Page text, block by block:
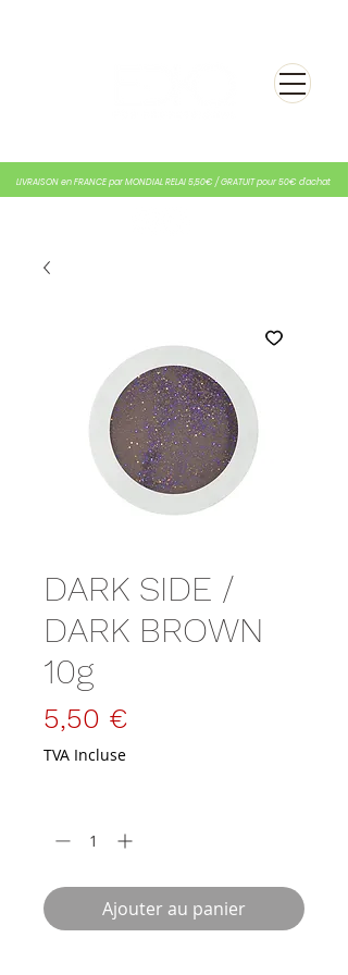
LIVRAISON en FRANCE par MONDIAL RELAI 5,50€ / GRATUIT pour 50€ d'achat
DARK SIDE /
DARK BROWN
10g
5,50 €
TVA Incluse
Ajouter au panier